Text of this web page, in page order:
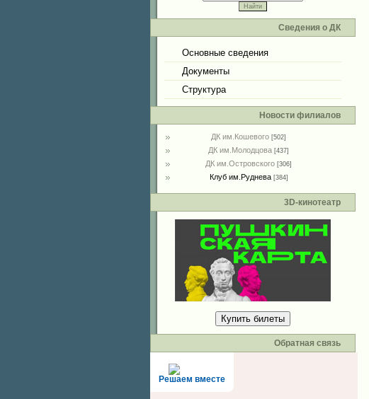
Сведения о ДК
Основные сведения
Документы
Структура
Новости филиалов
ДК им.Кошевого [502]
ДК им.Молодцова [437]
ДК им.Островского [306]
Клуб им.Руднева [384]
3D-кинотеатр
Купить билеты
Обратная связь
Решаем вместе